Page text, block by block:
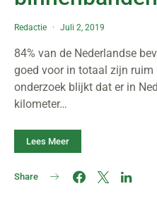
Redactie Juli 2, 2019
84% van de Nederlandse
goed voor in totaal zijn ruim
onderzoek blijkt dat er in
kilometer…
Lees Meer
Share